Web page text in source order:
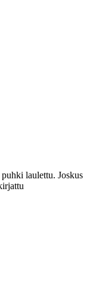
laulettu. Joskus